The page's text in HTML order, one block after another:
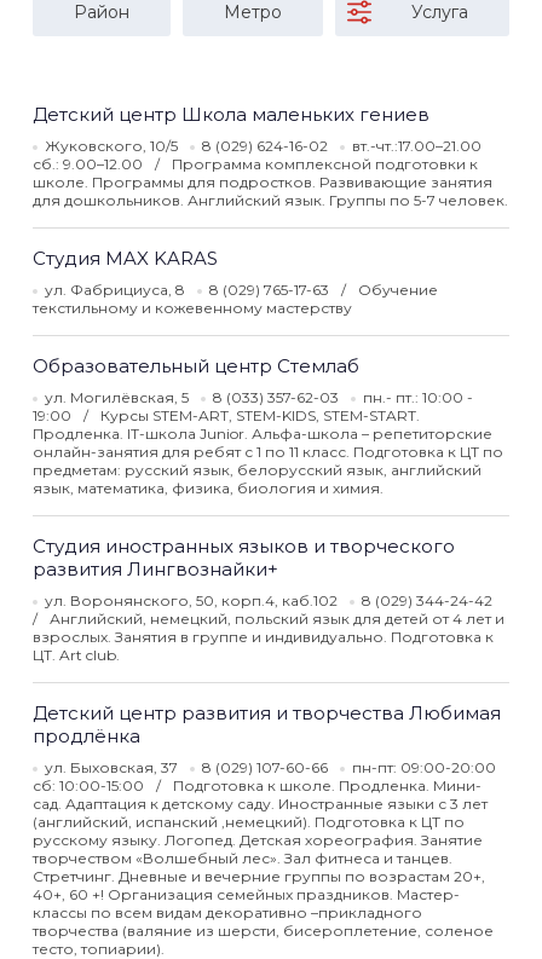
Район Метро Услуга
Детский центр Школа маленьких гениев
Жуковского, 10/5 8 (029) 624-16-02
вт.-чт.:17.00–21.00
сб.: 9.00–12.00
Программа комплексной подготовки к
школе. Программы для подростков. Развивающие занятия
для дошкольников. Английский язык. Группы по 5-7 человек.
Студия MAX KARAS
ул. Фабрициуса, 8 8 (029) 765-17-63
Обучение
текстильному и кожевенному мастерству
Образовательный центр Стемлаб
ул. Могилёвская, 5 8 (033) 357-62-03
пн.- пт.: 10:00 -
19:00
Курсы STEM-ART, STEM-KIDS, STEM-START.
Продленка. IT-школа Junior. Альфа-школа – репетиторские
онлайн-занятия для ребят с 1 по 11 класс. Подготовка к ЦТ по
предметам: русский язык, белорусский язык, английский
язык, математика, физика, биология и химия.
Студия иностранных языков и творческого
развития Лингвознайки+
ул. Воронянского, 50, корп.4, каб.102
8 (029) 344-24-42
Английский, немецкий, польский язык для детей от 4 лет и
взрослых. Занятия в группе и индивидуально. Подготовка к
ЦТ. Art club.
Детский центр развития и творчества Любимая
продлёнка
ул. Быховская, 37 8 (029) 107-60-66
пн-пт: 09:00-20:00
сб: 10:00-15:00
Подготовка к школе. Продленка. Мини-
сад. Адаптация к детскому саду. Иностранные языки с 3 лет
(английский, испанский ,немецкий). Подготовка к ЦТ по
русскому языку. Логопед. Детская хореография. Занятие
творчеством «Волшебный лес». Зал фитнеса и танцев.
Стретчинг. Дневные и вечерние группы по возрастам 20+,
40+, 60 +! Организация семейных праздников. Мастер-
классы по всем видам декоративно –прикладного
творчества (валяние из шерсти, бисероплетение, соленое
тесто, топиарии).